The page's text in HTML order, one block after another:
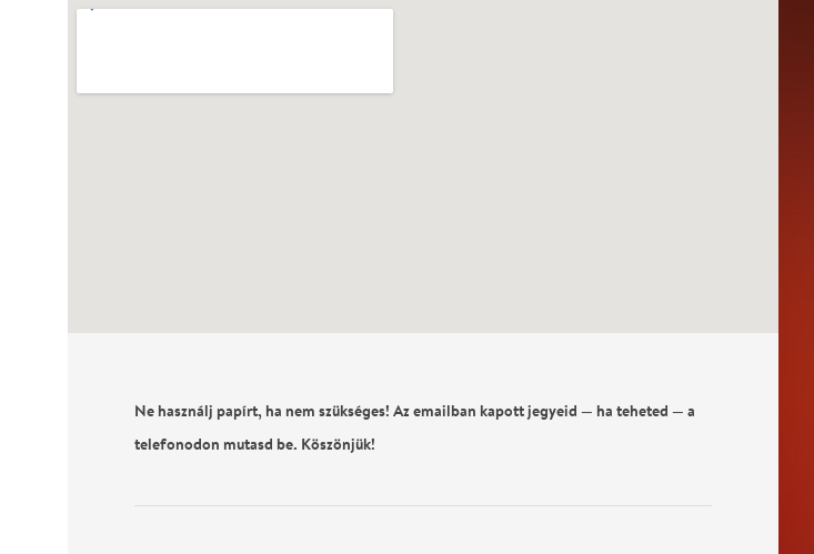
Ne használj papírt, ha nem szükséges! Az emailban kapott jegyeid — ha teheted — a
telefonodon mutasd be. Köszönjük!